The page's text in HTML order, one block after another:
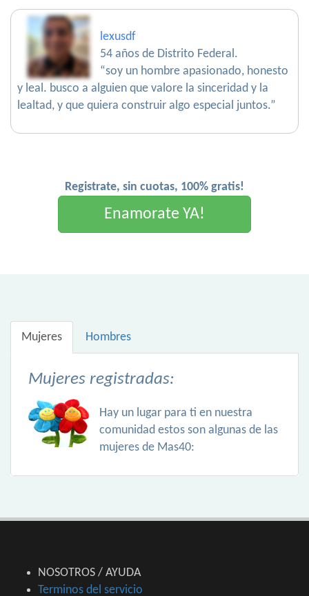
lexusdf
54 años de Distrito Federal.
“soy un hombre apasionado, honesto
y leal. busco a alguien que valore la sinceridad y la
lealtad, y que quiera construir algo especial juntos.”
Registrate, sin cuotas, 100% gratis!
Enamorate YA!
Mujeres Hombres
Mujeres registradas:
Hay un lugar para ti en nuestra
comunidad estos son algunas de las
mujeres de Mas40:
NOSOTROS / AYUDA
Terminos del servicio